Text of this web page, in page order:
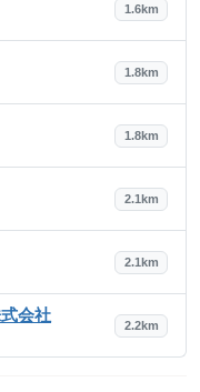
1.6km
1.8km
1.8km
2.1km
2.1km
会社
2.2km